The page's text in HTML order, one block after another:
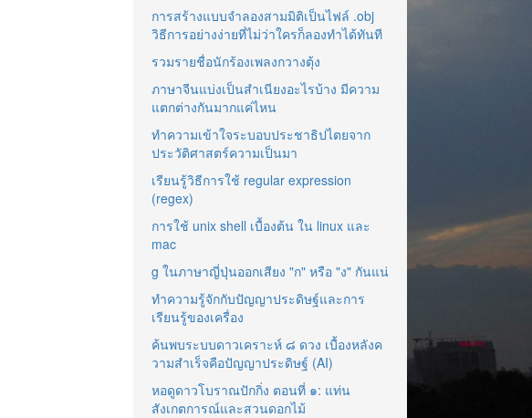
การสร้างแบบจำลองสามมิติเป็นไฟล์ .obj
วิธีการอย่างง่ายที่ไม่ว่าใครก็ลองทำได้ทันที
รวมรายชื่อนักร้องเพลงกวางตุ้ง
ภาษาจีนแบ่งเป็นสำเนียงอะไรบ้าง มีความ
แตกต่างกันมากแค่ไหน
ทำความเข้าใจระบอบประชาธิปไตยจาก
ประวัติศาสตร์ความเป็นมา
เรียนรู้วิธีการใช้ regular expression
(regex)
การใช้ unix shell เบื้องต้น ใน linux และ
mac
g ในภาษาญี่ปุ่นออกเสียง "ก" หรือ "ง" กันแน่
ทำความรู้จักกับปัญญาประดิษฐ์และการ
เรียนรู้ของเครื่อง
ค้นพบระบบดาวเคราะห์ ๘ ดวง เบื้องหลังค
วามสำเร็จคือปัญญาประดิษฐ์ (AI)
หอดูดาวโบราณปักกิ่ง ตอนที่ ๑: แท่น
สังเกตการณ์และสวนดอกไม้